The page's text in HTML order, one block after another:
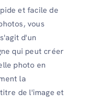
et facile de
vous
d'un
qui peut créer
photo en
la
de l'image et